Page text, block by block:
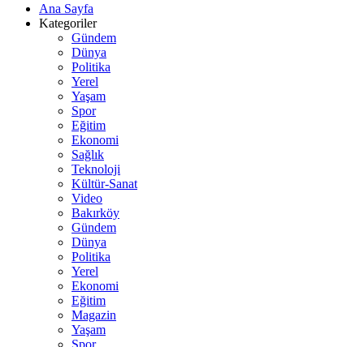
Ana Sayfa
Kategoriler
Gündem
Dünya
Politika
Yerel
Yaşam
Spor
Eğitim
Ekonomi
Sağlık
Teknoloji
Kültür-Sanat
Video
Bakırköy
Gündem
Dünya
Politika
Yerel
Ekonomi
Eğitim
Magazin
Yaşam
Spor